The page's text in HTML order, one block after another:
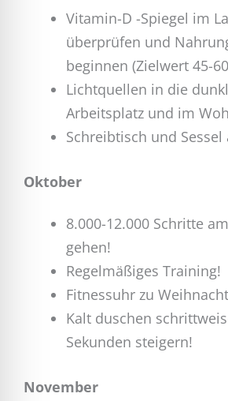
Vitamin-D -Spiegel im
überprüfen und
beginnen (Zielwert 45-
Lichtquellen in die
Arbeitsplatz und im
Schreibtisch und Sessel
Oktober
8.000-12.000 Schritte
gehen!
Regelmäßiges Training!
Fitnessuhr zu
Kalt duschen
Sekunden steigern!
November